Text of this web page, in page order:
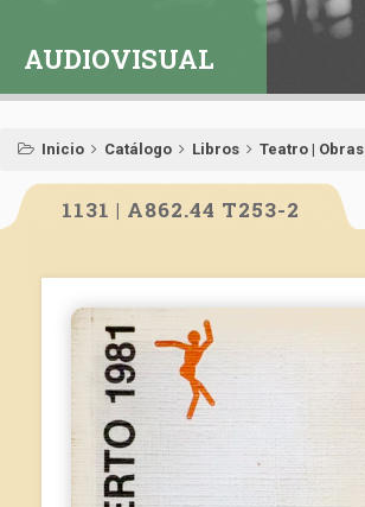
AUDIOVISUAL
Inicio Catálogo Libros Teatro | Obras
1131 | A862.44 T253-2